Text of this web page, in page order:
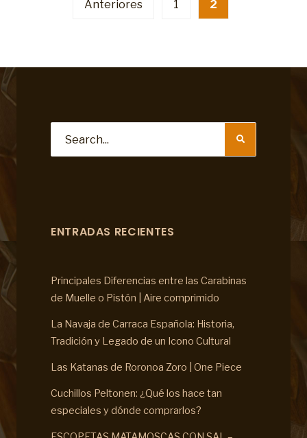
Anteriores 1 2
ENTRADAS RECIENTES
Principales Diferencias entre las Carabinas
de Muelle o Pistón | Aire comprimido
La Navaja de Carraca Española: Historia,
Tradición y Legado de un Icono Cultural
Las Katanas de Roronoa Zoro | One Piece
Cuchillos Peltonen: ¿Qué los hace tan
especiales y dónde comprarlos?